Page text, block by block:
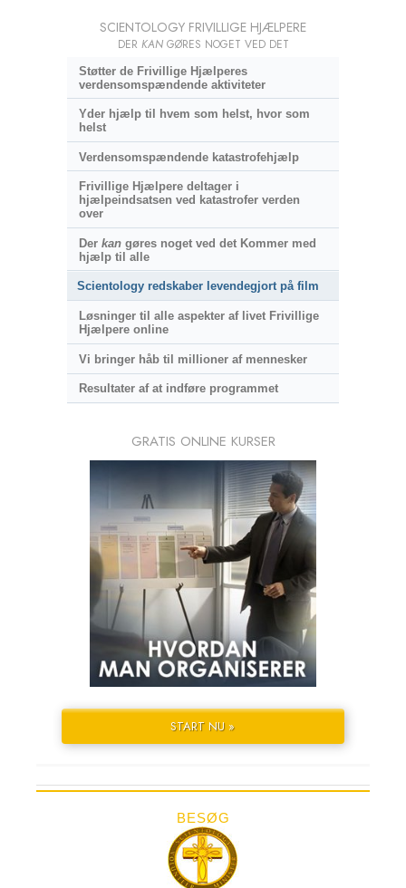
SCIENTOLOGY FRIVILLIGE HJÆLPERE
DER KANGØRES NOGET VED DET
Støtter de Frivillige Hjælperes
verdensomspændende aktiviteter
Yder hjælp til hvem som helst, hvor som
helst
Verdensomspændende katastrofehjælp
Frivillige Hjælpere deltager i
hjælpeindsatsen ved katastrofer verden
over
Der kangøres noget ved det Kommer med
hjælp til alle
Scientology redskaber levendegjort på film
Løsninger til alle aspekter af livet Frivillige
Hjælpere online
Vi bringer håb til millioner af mennesker
Resultater af at indføre programmet
GRATIS ONLINE KURSER
START NU »
BESØG